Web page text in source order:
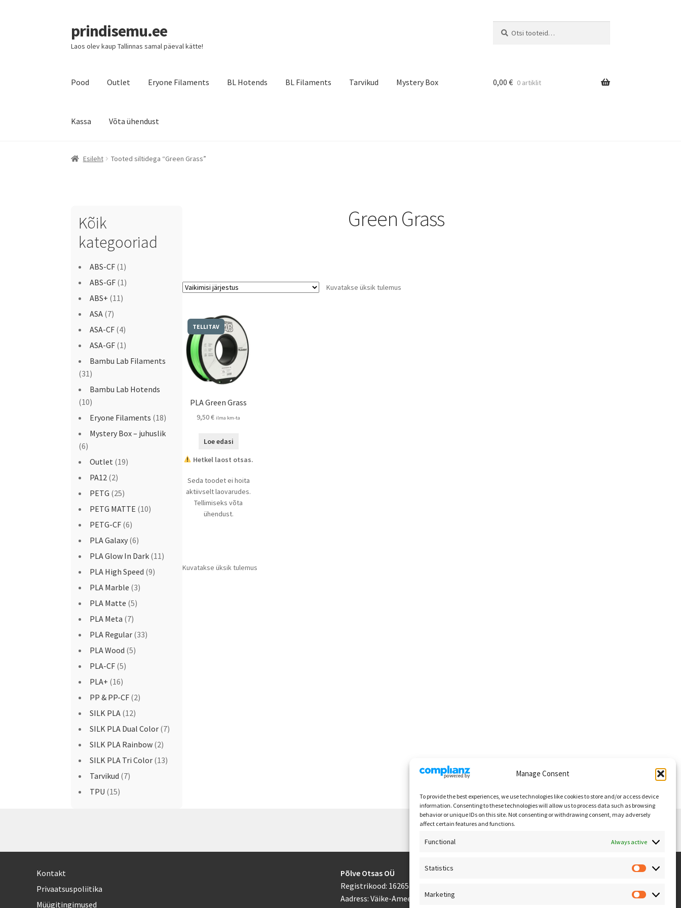
Manage Consent
To provide the best experiences, we use technologies like cookies to store and/or access device
information. Consenting to these technologies will allow us to process data such as browsing
behavior or unique IDs on this site. Not consenting or withdrawing consent, may adversely
affect certain features and functions.
Functional Always active
Statistics
Marketing
prindisemu.ee
Laos olev kaup Tallinnas samal päeval kätte!
Pood Outlet Eryone Filaments BL Hotends BL Filaments Tarvikud Mystery Box
Kassa Võta ühendust
0,00 € 0 artiklit
Esileht Tooted siltidega “Green Grass”
Kõik
kategooriad
ABS-CF (1)
ABS-GF (1)
ABS+ (11)
ASA (7)
ASA-CF (4)
ASA-GF (1)
Bambu Lab Filaments
(31)
Bambu Lab Hotends
(10)
Eryone Filaments (18)
Mystery Box – juhuslik
(6)
Outlet (19)
PA12 (2)
PETG (25)
PETG MATTE (10)
PETG-CF (6)
PLA Galaxy (6)
PLA Glow In Dark (11)
PLA High Speed (9)
PLA Marble (3)
PLA Matte (5)
PLA Meta (7)
PLA Regular (33)
PLA Wood (5)
PLA-CF (5)
PLA+ (16)
PP & PP-CF (2)
SILK PLA (12)
SILK PLA Dual Color (7)
SILK PLA Rainbow (2)
SILK PLA Tri Color (13)
Tarvikud (7)
TPU (15)
Green Grass
Kuvatakse üksik tulemus
TELLITAV
PLA Green Grass
9,50€ ilma km-ta
Loe edasi
Hetkel laost otsas.
Seda toodet ei hoita
aktiivselt laovarudes.
Tellimiseks võta
ühendust.
Kuvatakse üksik tulemus
Kontakt
Privaatsuspoliitika
Müügitingimused
Põlve Otsas OÜ
Registrikood: 16265433
Aadress: Väike-Ameerika 3-16, 10129 Tallinn